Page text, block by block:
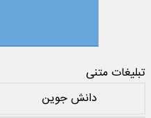
تبلیغات متنی
دانش جوین